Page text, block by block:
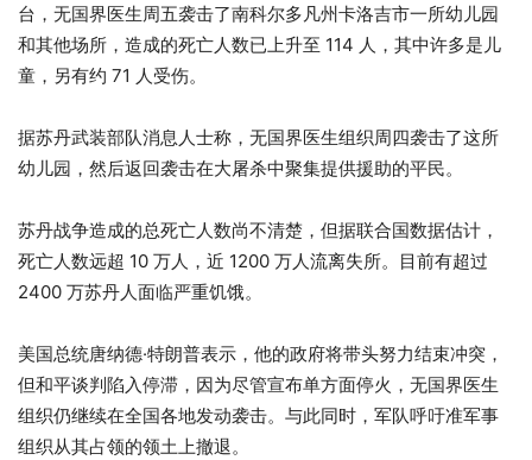
台，无国界医生周五袭击了南科尔多凡州卡洛吉市一所幼儿园
和其他场所，造成的死亡人数已上升至 114 人，其中许多是儿
童，另有约 71 人受伤。
据苏丹武装部队消息人士称，无国界医生组织周四袭击了这所
幼儿园，然后返回袭击在大屠杀中聚集提供援助的平民。
苏丹战争造成的总死亡人数尚不清楚，但据联合国数据估计，
死亡人数远超 10 万人，近 1200 万人流离失所。目前有超过
2400 万苏丹人面临严重饥饿。
美国总统唐纳德·特朗普表示，他的政府将带头努力结束冲突，
但和平谈判陷入停滞，因为尽管宣布单方面停火，无国界医生
组织仍继续在全国各地发动袭击。与此同时，军队呼吁准军事
组织从其占领的领土上撤退。